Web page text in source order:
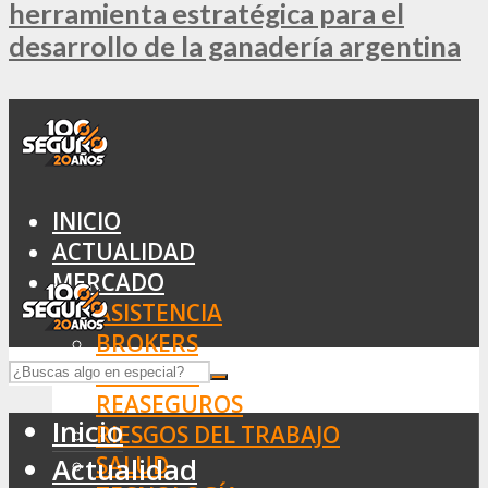
herramienta estratégica para el
desarrollo de la ganadería argentina
INICIO
ACTUALIDAD
MERCADO
ASISTENCIA
BROKERS
SEGUROS
REASEGUROS
RIESGOS DEL TRABAJO
SALUD
Inicio
Actualidad